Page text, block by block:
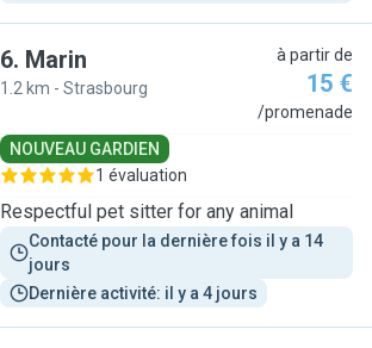
6. Marin
1.2 km - Strasbourg
à partir de
15 €
/promenade
NOUVEAU GARDIEN
1 évaluation
Respectful pet sitter for any animal
Contacté pour la dernière fois il y a 14
jours
Dernière activité: il y a 4 jours